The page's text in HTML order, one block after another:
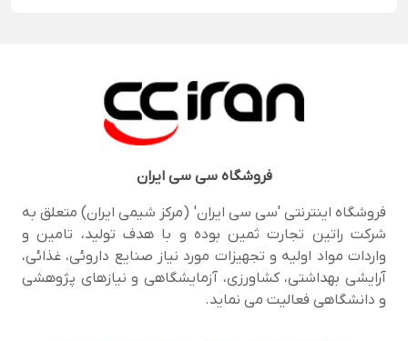
فروشگاهسی سی ایران
فروشگاه اینترنتی 'سی سی ایران' (مرکز شیمی ایران) متعلق به
شرکت راتین تجارت ثمین بوده و با هدف تولید، تامین و
واردات مواد اولیه و تجهیزات مورد نیاز صنایع داروئی، غذائی،
آرایشی بهداشتی، کشاورزی، آزمایشگاهی و نیازهای پژوهشی
و دانشگاهی فعالیت می نماید.